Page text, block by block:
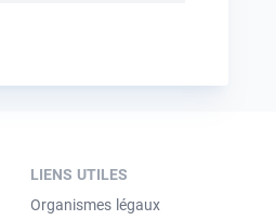
LIENS UTILES
Organismes légaux